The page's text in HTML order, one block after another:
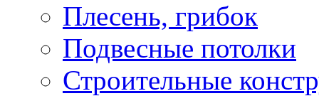
Плесень, грибок
Подвесные потолки
Строительные